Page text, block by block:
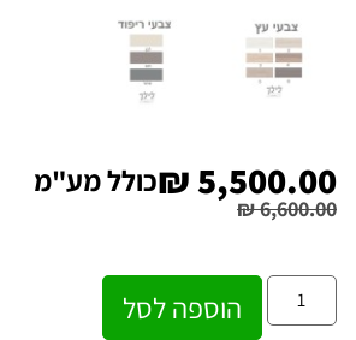
₪6,600.00
₪5,500.00 כולל מע"מ
הוספה לסל